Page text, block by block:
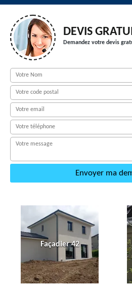
DEVIS
Demandez votre devis
Façadier 42